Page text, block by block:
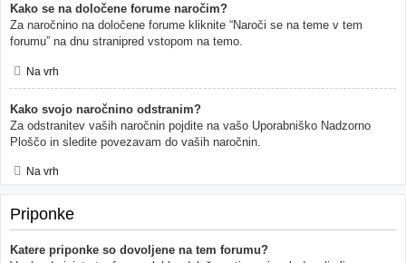
Kako se na določene forume naročim?
Za naročnino na določene forume kliknite “Naroči se na teme v tem
forumu” na dnu stranipred vstopom na temo.
Na vrh
Kako svojo naročnino odstranim?
Za odstranitev vaših naročnin pojdite na vašo Uporabniško Nadzorno
Ploščo in sledite povezavam do vaših naročnin.
Na vrh
Priponke
Katere priponke so dovoljene na tem forumu?